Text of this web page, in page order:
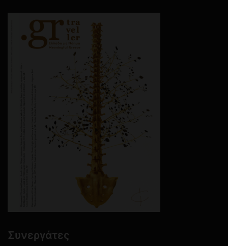
Συνεργάτες